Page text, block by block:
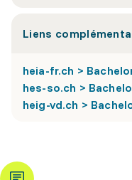
Liens
heia-fr.ch >
hes-so.ch >
heig-vd.ch >